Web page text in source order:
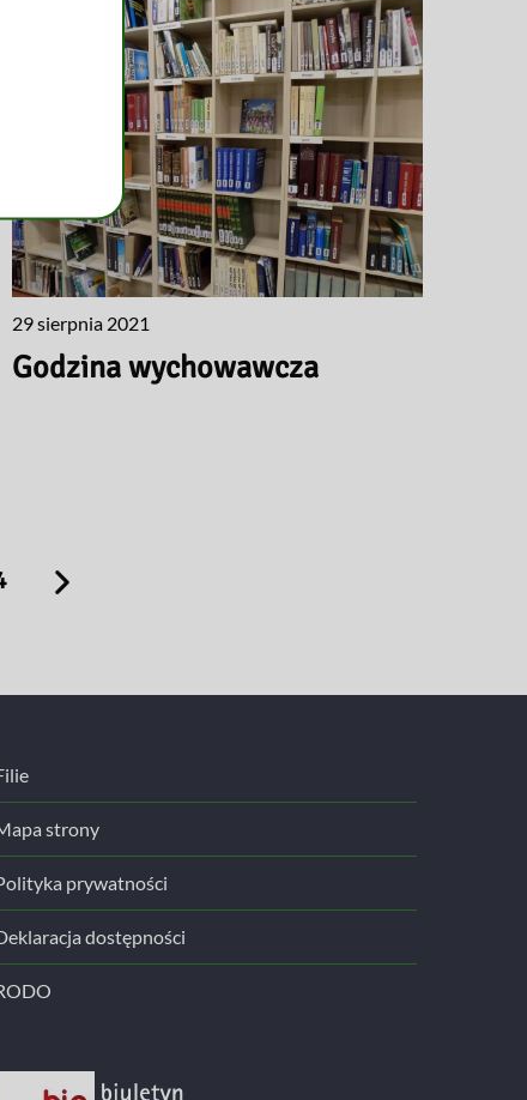
29 sierpnia 2021
Godzina wychowawcza
strony
prywatności
dostępności